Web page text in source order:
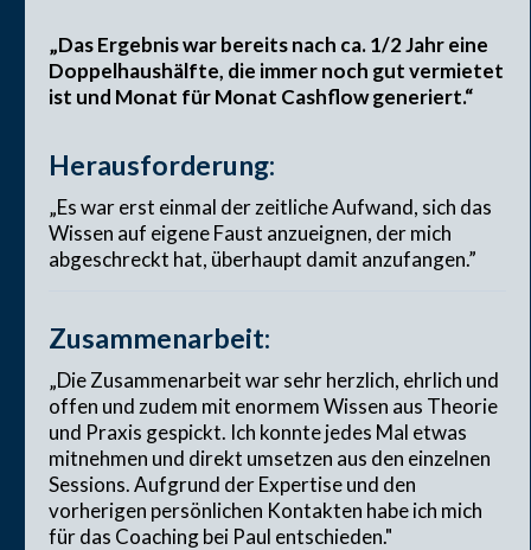
„Das Ergebnis war bereits nach ca. 1/2 Jahr eine
Doppelhaushälfte, die immer noch gut vermietet
ist und Monat für Monat Cashflow generiert.“
Herausforderung:
„Es war erst einmal der zeitliche Aufwand, sich das
Wissen auf eigene Faust anzueignen, der mich
abgeschreckt hat, überhaupt damit anzufangen.”
Zusammenarbeit:
„Die Zusammenarbeit war sehr herzlich, ehrlich und
offen und zudem mit enormem Wissen aus Theorie
und Praxis gespickt. Ich konnte jedes Mal etwas
mitnehmen und direkt umsetzen aus den einzelnen
Sessions. Aufgrund der Expertise und den
vorherigen persönlichen Kontakten habe ich mich
für das Coaching bei Paul entschieden."